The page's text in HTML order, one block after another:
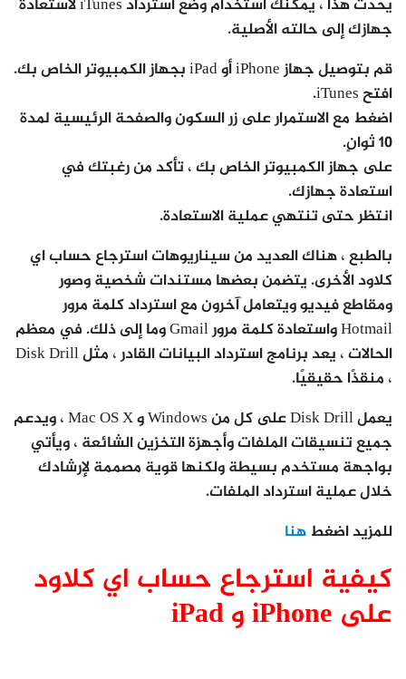
يحدث هذا ، يمكنك استخدام وضع استرداد iTunes لاستعادة
جهازك إلى حالته الأصلية.
قم بتوصيل جهاز iPhone أو iPad بجهاز الكمبيوتر الخاص بك.
افتح iTunes.
اضغط مع الاستمرار على زر السكون والصفحة الرئيسية لمدة
10 ثوانٍ.
على جهاز الكمبيوتر الخاص بك ، تأكد من رغبتك في
استعادة جهازك.
انتظر حتى تنتهي عملية الاستعادة.
بالطبع ، هناك العديد من سيناريوهات استرجاع حساب اي
كلاود الأخرى. يتضمن بعضها مستندات شخصية وصور
ومقاطع فيديو ويتعامل آخرون مع استرداد كلمة مرور
Hotmail واستعادة كلمة مرور Gmail وما إلى ذلك. في معظم
الحالات ، يعد برنامج استرداد البيانات القادر ، مثل Disk Drill
، منقذًا حقيقيًا.
يعمل Disk Drill على كل من Windows و Mac OS X ، ويدعم
جميع تنسيقات الملفات وأجهزة التخزين الشائعة ، ويأتي
بواجهة مستخدم بسيطة ولكنها قوية مصممة لإرشادك
خلال عملية استرداد الملفات.
للمزيد اضغط هنا
كيفية استرجاع حساب اي كلاود
على iPhone و iPad